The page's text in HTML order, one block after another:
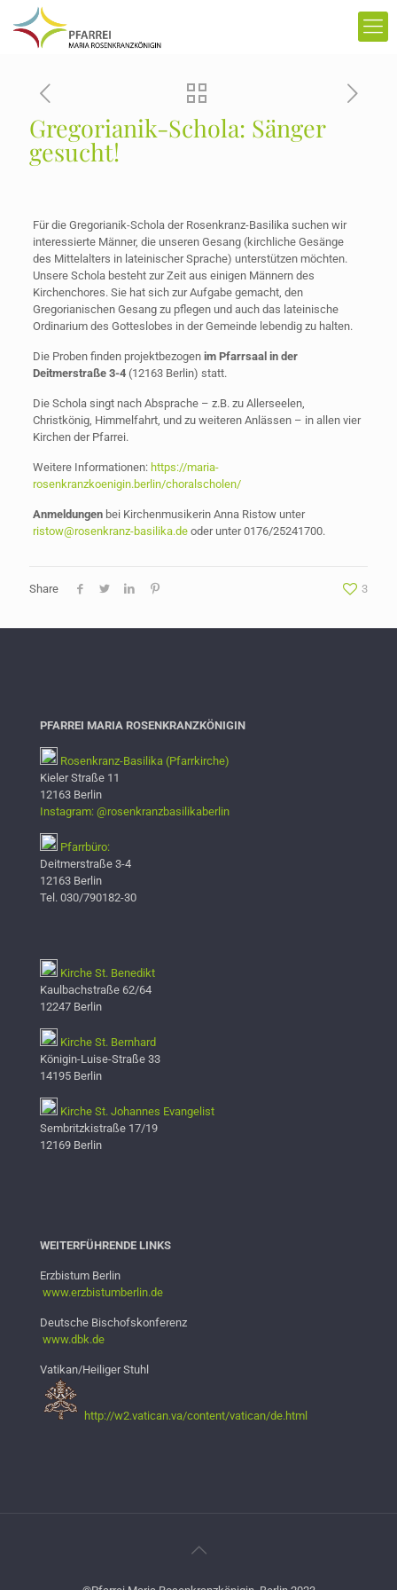
Gregorianik-Schola: Sänger
gesucht!
Für die Gregorianik-Schola der Rosenkranz-Basilika suchen wir
interessierte Männer, die unseren Gesang (kirchliche Gesänge
des Mittelalters in lateinischer Sprache) unterstützen möchten.
Unsere Schola besteht zur Zeit aus einigen Männern des
Kirchenchores. Sie hat sich zur Aufgabe gemacht, den
Gregorianischen Gesang zu pflegen und auch das lateinische
Ordinarium des Gotteslobes in der Gemeinde lebendig zu halten.
Die Proben finden projektbezogen im Pfarrsaal in der
Deitmerstraße 3-4(12163 Berlin) statt.
Die Schola singt nach Absprache – z.B. zu Allerseelen,
Christkönig, Himmelfahrt, und zu weiteren Anlässen – in allen vier
Kirchen der Pfarrei.
Weitere Informationen: https://maria-
rosenkranzkoenigin.berlin/choralscholen/
Anmeldungenbei Kirchenmusikerin Anna Ristow unter
ristow@rosenkranz-basilika.deoder unter 0176/25241700.
Share 3
PFARREI MARIA ROSENKRANZKÖNIGIN
Rosenkranz-Basilika (Pfarrkirche)
Kieler Straße 11
12163 Berlin
Instagram: @rosenkranzbasilikaberlin
Pfarrbüro:
Deitmerstraße 3-4
12163 Berlin
Tel. 030/790182-30
Kirche St. Benedikt
Kaulbachstraße 62/64
12247 Berlin
Kirche St. Bernhard
Königin-Luise-Straße 33
14195 Berlin
Kirche St. Johannes Evangelist
Sembritzkistraße 17/19
12169 Berlin
WEITERFÜHRENDE LINKS
Erzbistum Berlin
www.erzbistumberlin.de
Deutsche Bischofskonferenz
www.dbk.de
Vatikan/Heiliger Stuhl
http://w2.vatican.va/content/vatican/de.html